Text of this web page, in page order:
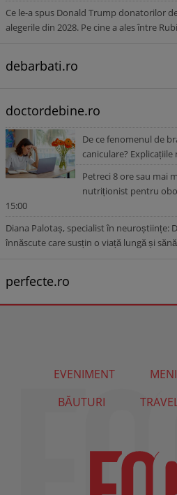
Ce le-a spus Donald Trump donatorilor
alegerile din 2028. Pe cine a ales între
debarbati.ro
doctordebine.ro
De ce fenomenul de
caniculare?
Petreci 8 ore sau mai
nutriționist pentru
15:00
Diana Palotaș, specialist în neuroștiințe:
înnăscute care susțin o viață lungă și
perfecte.ro
EVENIMENT
BĂUTURI